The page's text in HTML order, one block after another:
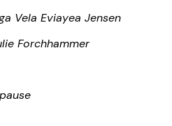
Vela Eviayea Jensen
Forchhammer